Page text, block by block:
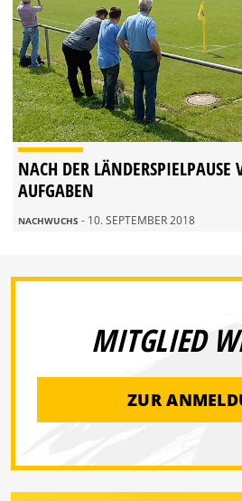
NACH DER LÄNDERSPIELPAUSE
AUFGABEN
NACHWUCHS - 10. SEPTEMBER 2018
MITGLIED
ZUR